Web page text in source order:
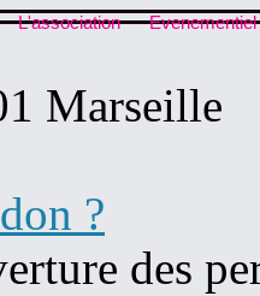
L'association Evenementiel
Marseille
?
des